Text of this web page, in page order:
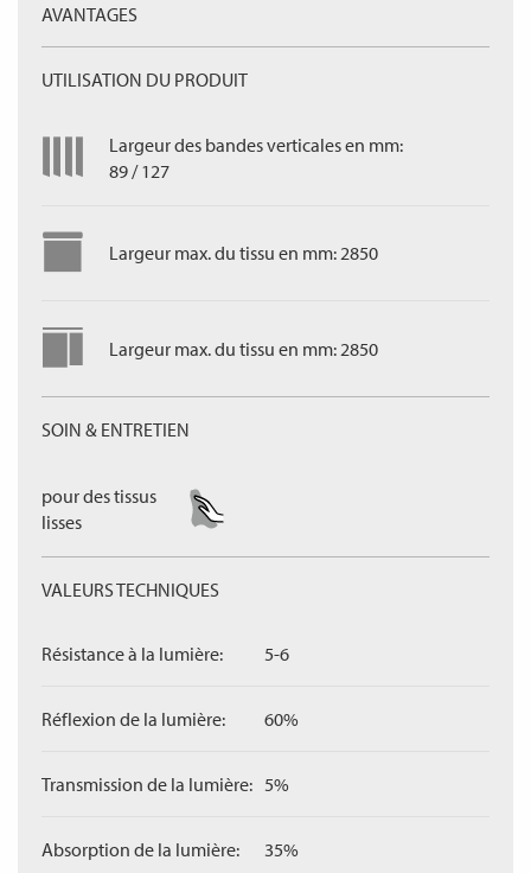
AVANTAGES
UTILISATION DU PRODUIT
Largeur des bandes verticales en mm:
89 / 127
Largeur max. du tissu en mm: 2850
Largeur max. du tissu en mm: 2850
SOIN & ENTRETIEN
pour des tissus
lisses
VALEURS TECHNIQUES
Résistance à la lumière: 5-6
Réflexion de la lumière: 60%
Transmission de la lumière: 5%
Absorption de la lumière: 35%